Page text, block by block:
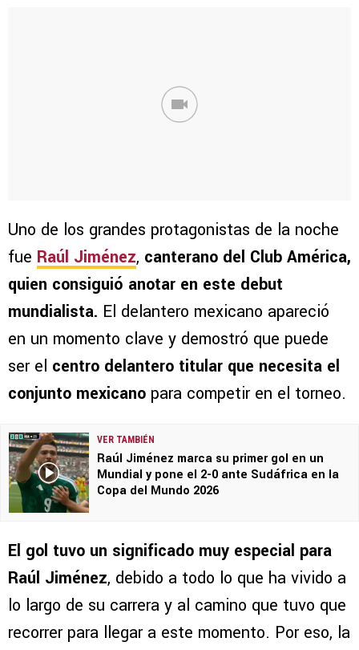
Uno de los grandes protagonistas de la noche
fue Raúl Jiménez, canterano del Club América,
quien consiguió anotar en este debut
mundialista. El delantero mexicano apareció
en un momento clave y demostró que puede
ser el centro delantero titular que necesita el
conjunto mexicano para competir en el torneo.
VER TAMBIÉN
Raúl Jiménez marca su primer gol en un
Mundial y pone el 2-0 ante Sudáfrica en la
Copa del Mundo 2026
El gol tuvo un significado muy especial para
Raúl Jiménez, debido a todo lo que ha vivido a
lo largo de su carrera y al camino que tuvo que
recorrer para llegar a este momento. Por eso, la